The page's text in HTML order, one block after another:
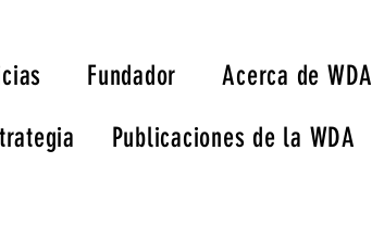
Fundador Acerca de WDA
Publicaciones de la WDA